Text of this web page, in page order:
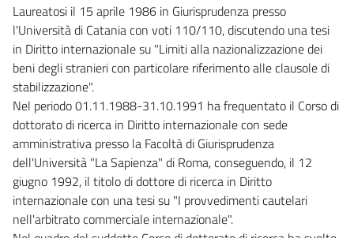
Laureatosi il 15 aprile 1986 in Giurisprudenza presso
l'Università di Catania con voti 110/110, discutendo una tesi
in Diritto internazionale su "Limiti alla nazionalizzazione dei
beni degli stranieri con particolare riferimento alle clausole di
stabilizzazione".
Nel periodo 01.11.1988-31.10.1991 ha frequentato il Corso di
dottorato di ricerca in Diritto internazionale con sede
amministrativa presso la Facoltà di Giurisprudenza
dell'Università "La Sapienza" di Roma, conseguendo, il 12
giugno 1992, il titolo di dottore di ricerca in Diritto
internazionale con una tesi su "I provvedimenti cautelari
nell'arbitrato commerciale internazionale".